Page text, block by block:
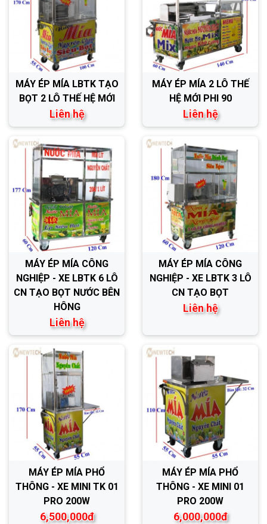
MÁY ÉP MÍA LBTK TẠO
BỌT 2 LÔ THẾ HỆ MỚI
Liên hệ
MÁY ÉP MÍA 2 LÔ THẾ
HỆ MỚI PHI 90
Liên hệ
MÁY ÉP MÍA CÔNG
NGHIỆP - XE LBTK 6 LÔ
CN TẠO BỌT NƯỚC BÊN
HÔNG
Liên hệ
MÁY ÉP MÍA CÔNG
NGHIỆP - XE LBTK 3 LÔ
CN TẠO BỌT
Liên hệ
MÁY ÉP MÍA PHỔ
THÔNG - XE MINI TK 01
PRO 200W
6,500,000đ
MÁY ÉP MÍA PHỔ
THÔNG - XE MINI 01
PRO 200W
6,000,000đ